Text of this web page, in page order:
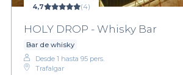
4,7 (4)
HOLY DROP - Whisky Bar
Bar de whisky
Desde 1 hasta 95 pers.
Trafalgar